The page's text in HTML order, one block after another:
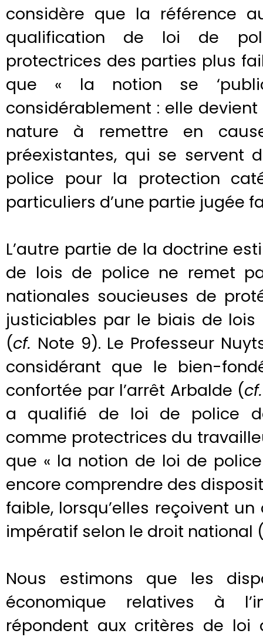
considère que la référence
qualification de loi de
protectrices des parties plus
que « la notion se
considérablement : elle
nature à remettre en
préexistantes, qui se servent
police pour la protection
particuliers d’une partie jugée
L’autre partie de la doctrine
de lois de police ne remet
nationales soucieuses de
justiciables par le biais de lois
(cf. Note 9). Le Professeur
considérant que le bien-
confortée par l’arrêt Arbalde (cf.
a qualifié de loi de police
comme protectrices du
que « la notion de loi de
encore comprendre des
faible, lorsqu’elles reçoivent
impératif selon le droit national
Nous estimons que les
économique relatives à
répondent aux critères de